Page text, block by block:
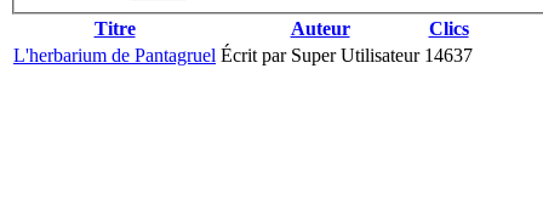
Titre
Auteur
Clics
L'herbarium de Pantagruel Écrit par Super Utilisateur 14637